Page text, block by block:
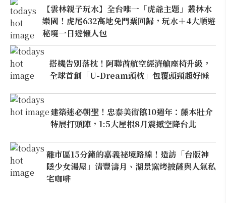
【雲林親子玩水】全台唯一「虎爺主題」叢林水
樂園！虎尾632高地免門票回歸，玩水＋4大順遊
秘境一日遊懶人包
搭機告別落枕！阿聯酋航空經濟艙座椅升級，
全球首創「U-Dream頭枕」包覆頭頸超好睡
建築迷必朝聖！忠泰美術館10週年：藤本壯介
特展打頭陣，1:5大屋根8月震撼空降台北
離市區15分鐘的嘉義祕境路線！造訪「台版神
隱少女湯屋」清豐濤月、湖景窯烤披薩與人氣私
宅咖啡